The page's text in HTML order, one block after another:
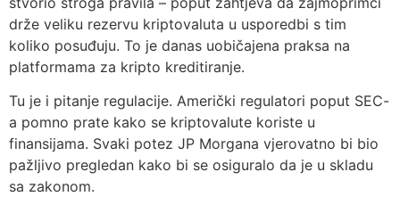
drže veliku rezervu kriptovaluta u usporedbi s tim
koliko posuđuju. To je danas uobičajena praksa na
platformama za kripto kreditiranje.
Tu je i pitanje regulacije. Američki regulatori poput SEC-
a pomno prate kako se kriptovalute koriste u
finansijama. Svaki potez JP Morgana vjerovatno bi bio
pažljivo pregledan kako bi se osiguralo da je u skladu
sa zakonom.